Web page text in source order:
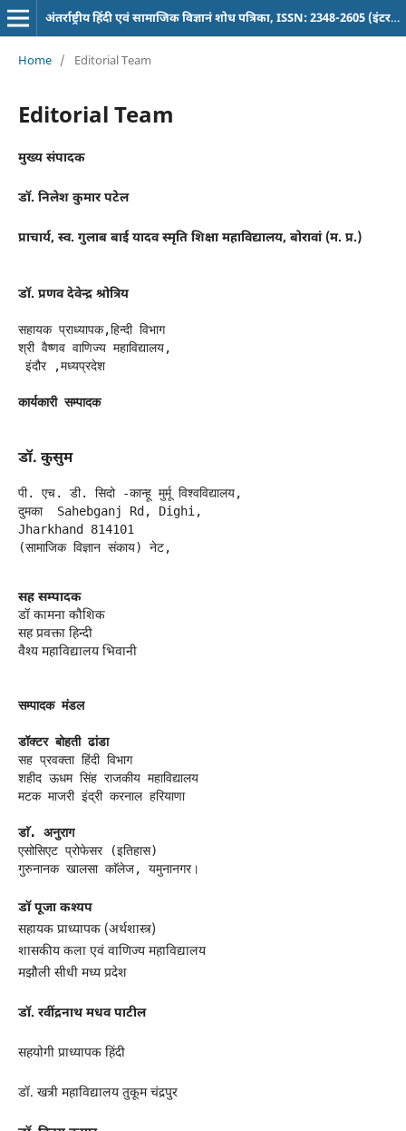
अंतर्राष्ट्रीय हिंदी एवं सामाजिक विज्ञानं शोध पत्रिका, ISSN: 2348-2605 (इंटरनेशनल पत्रिका)
Home / Editorial Team
Editorial Team
मुख्य संपादक
डॉ. निलेश कुमार पटेल
प्राचार्य, स्व. गुलाब बाई यादव स्मृति शिक्षा महाविद्यालय, बोरावां (म. प्र.)
डॉ. प्रणव देवेन्द्र श्रोत्रिय
सहायक प्राध्यापक,हिन्दी विभाग
श्री वैष्णव वाणिज्य महाविद्यालय,
इंदौर ,मध्यप्रदेश
कार्यकारी सम्पादक
डॉ. कुसुम
पी. एच. डी. सिदो -कान्हू मुर्मू विश्वविद्यालय,
दुमका  Sahebganj Rd, Dighi,
Jharkhand 814101
(सामाजिक विज्ञान संकाय) नेट,
सह सम्पादक
डॉ कामना कौशिक
सह प्रवक्ता हिन्दी
वैश्य महाविद्यालय भिवानी
सम्पादक मंडल
डॉक्टर बोहती ढांडा
सह प्रवक्ता हिंदी विभाग
शहीद ऊधम सिंह राजकीय महाविद्यालय
मटक माजरी इंद्री करनाल हरियाणा
डाॅ. अनुराग
एसोसिएट प्रोफेसर (इतिहास)
गुरुनानक खालसा काॅलेज, यमुनानगर।
डॉ पूजा कश्यप
सहायक प्राध्यापक (अर्थशास्त्र)
शासकीय कला एवं वाणिज्य महाविद्यालय
मझौली सीधी मध्य प्रदेश
डॉ. रवींद्रनाथ मधव पाटील
सहयोगी प्राध्यापक हिंदी
डॉ. खत्री महाविद्यालय तुकूम चंद्रपुर